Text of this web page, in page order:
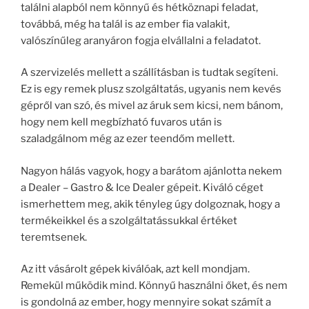
találni alapból nem könnyű és hétköznapi feladat,
továbbá, még ha talál is az ember fia valakit,
valószínűleg aranyáron fogja elvállalni a feladatot.
A szervizelés mellett a szállításban is tudtak segíteni.
Ez is egy remek plusz szolgáltatás, ugyanis nem kevés
gépről van szó, és mivel az áruk sem kicsi, nem bánom,
hogy nem kell megbízható fuvaros után is
szaladgálnom még az ezer teendőm mellett.
Nagyon hálás vagyok, hogy a barátom ajánlotta nekem
a Dealer – Gastro & Ice Dealer gépeit. Kiváló céget
ismerhettem meg, akik tényleg úgy dolgoznak, hogy a
termékeikkel és a szolgáltatássukkal értéket
teremtsenek.
Az itt vásárolt gépek kiválóak, azt kell mondjam.
Remekül működik mind. Könnyű használni őket, és nem
is gondolná az ember, hogy mennyire sokat számít a